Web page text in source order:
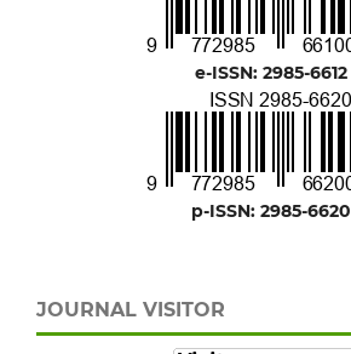
e-ISSN: 2985-6612
p-ISSN: 2985-6620
JOURNAL VISITOR